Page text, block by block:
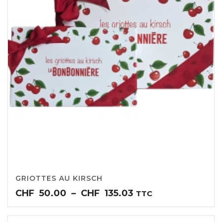
GRIOTTES AU KIRSCH
CHF 50.00 – CHF 135.03 Plage
de
prix :
TTC